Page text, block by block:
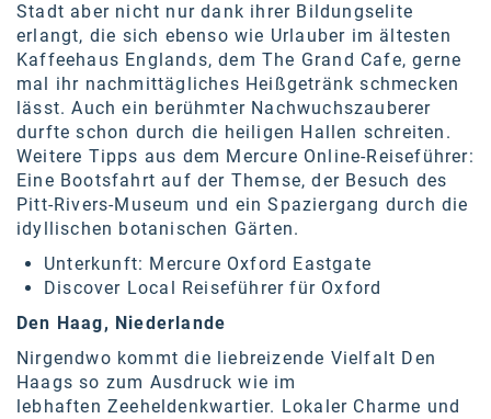
Stadt aber nicht nur dank ihrer Bildungselite
erlangt, die sich ebenso wie Urlauber im ältesten
Kaffeehaus Englands, dem The Grand Cafe, gerne
mal ihr nachmittägliches Heißgetränk schmecken
lässt. Auch ein berühmter Nachwuchszauberer
durfte schon durch die heiligen Hallen schreiten.
Weitere Tipps aus dem Mercure Online-Reiseführer:
Eine Bootsfahrt auf der Themse, der Besuch des
Pitt-Rivers-Museum und ein Spaziergang durch die
idyllischen botanischen Gärten.
Unterkunft: Mercure Oxford Eastgate
Discover Local Reiseführer für Oxford
Den Haag, Niederlande
Nirgendwo kommt die liebreizende Vielfalt Den
Haags so zum Ausdruck wie im
lebhaften Zeeheldenkwartier. Lokaler Charme und